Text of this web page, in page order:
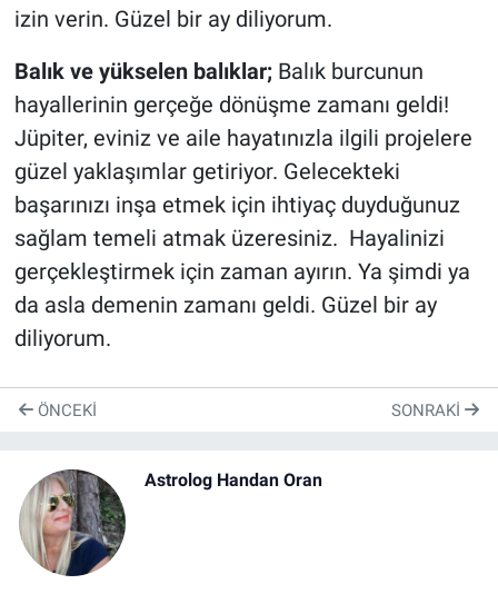
izin verin. Güzel bir ay diliyorum.
Balık ve yükselen balıklar;Balık burcunun
hayallerinin gerçeğe dönüşme zamanı geldi!
Jüpiter, eviniz ve aile hayatınızla ilgili projelere
güzel yaklaşımlar getiriyor. Gelecekteki
başarınızı inşa etmek için ihtiyaç duyduğunuz
sağlam temeli atmak üzeresiniz. Hayalinizi
gerçekleştirmek için zaman ayırın. Ya şimdi ya
da asla demenin zamanı geldi. Güzel bir ay
diliyorum.
ÖNCEKI SONRAKI
Astrolog Handan Oran